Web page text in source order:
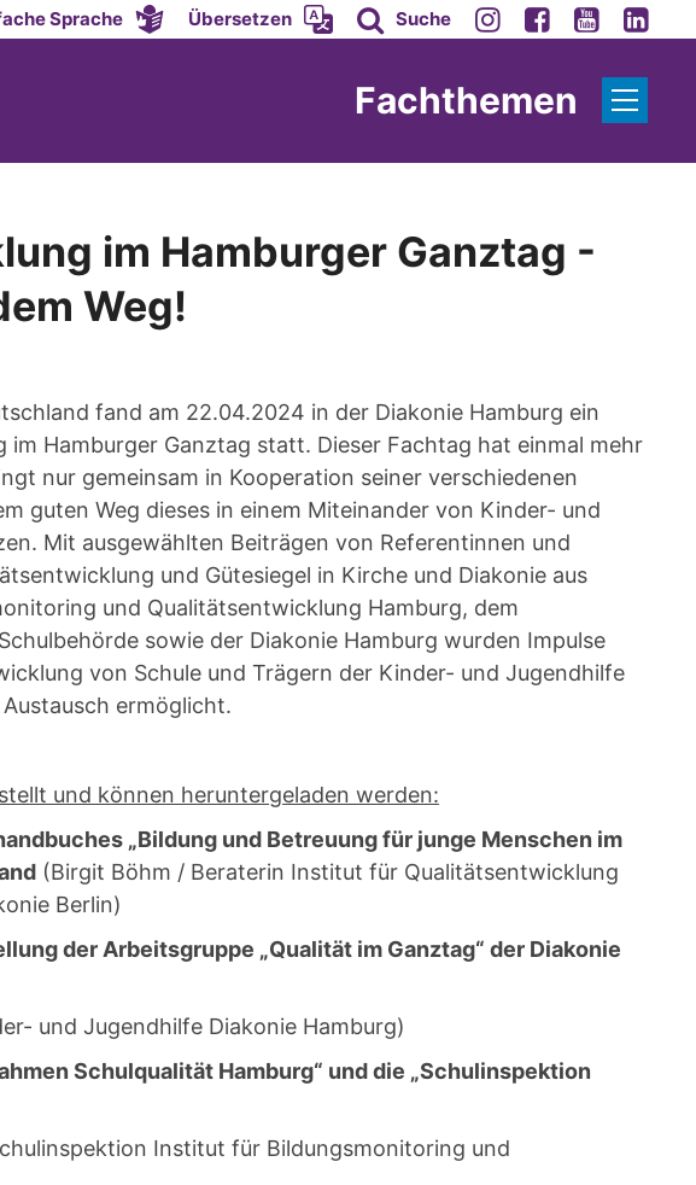
Sprache Übersetzen Suche
Fachthemen
im Hamburger Ganztag -
Weg!
fand am 22.04.2024 in der Diakonie Hamburg ein
Hamburger Ganztag statt. Dieser Fachtag hat einmal mehr
nur gemeinsam in Kooperation seiner verschiedenen
guten Weg dieses in einem Miteinander von Kinder- und
Mit ausgewählten Beiträgen von Referentinnen und
und Gütesiegel in Kirche und Diakonie aus
und Qualitätsentwicklung Hamburg, dem
sowie der Diakonie Hamburg wurden Impulse
von Schule und Trägern der Kinder- und Jugendhilfe
ermöglicht.
und können heruntergeladen werden:
„Bildung und Betreuung für junge Menschen im
(Birgit Böhm / Beraterin Institut für Qualitätsentwicklung
Berlin)
der Arbeitsgruppe „Qualität im Ganztag“ der Diakonie
und Jugendhilfe Diakonie Hamburg)
Schulqualität Hamburg“ und die „Schulinspektion
Institut für Bildungsmonitoring und